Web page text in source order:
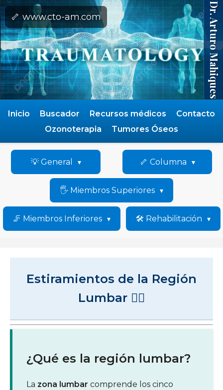
🦴 www.cto-am.com Dr. Arturo Mahiques
Inicio Buscador Recursos médicos
Contacto
Ozonoterapia
Tumores Óseos
💡 General 🦴 Columna
🖐️ Miembros Superiores
🦵 Miembros Inferiores 🛠️ Rehabilitación
Estiramientos de la Región
Lumbar 🧘‍♂️
¿Qué es la región lumbar?
La zona lumbar comprende los cinco